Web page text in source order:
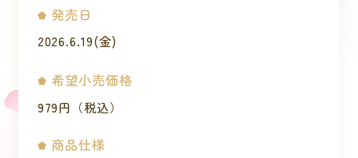
発売日
2026.6.19(金)
希望小売価格
979円（税込）
商品仕様